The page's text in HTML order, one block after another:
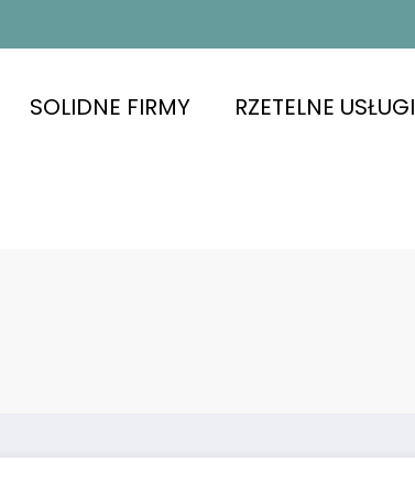
SOLIDNE FIRMY RZETELNE USŁUGI